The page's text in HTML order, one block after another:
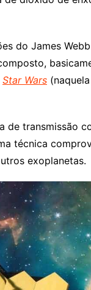
do James
Star Wars
de transmissão
técnica
exoplanetas.